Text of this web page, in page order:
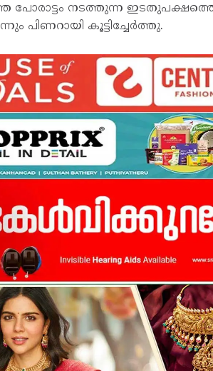
പോരാട്ടം നടത്തുന്ന
പിണറായി കൂട്ടിച്ചേർത്തു.